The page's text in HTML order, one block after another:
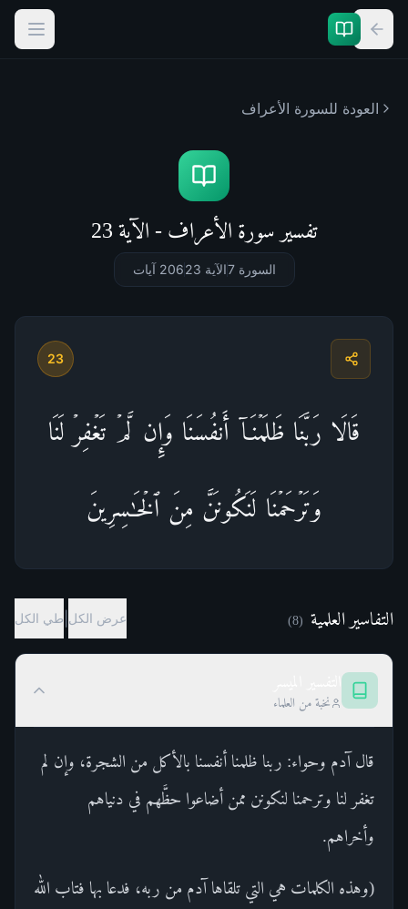
العودة للسورة الأعراف
تفسير سورة الأعراف - الآية 23
السورة 7 الآية 23 206 آيات
23
قَالَا رَبَّنَا ظَلَمۡنَاۤ أَنفُسَنَا وَإِن لَّمۡ تَغۡفِرۡ لَنَا
وَتَرۡحَمۡنَا لَنَكُونَنَّ مِنَ ٱلۡخَـٰسِرِینَ
التفاسير العلمية (
8
) عرض الكل طي الكل
نخبة من العلماء
قال آدم وحواء: ربنا ظلمنا أنفسنا بالأكل من الشجرة، وإن لم
تغفر لنا وترحمنا لنكونن ممن أضاعوا حظَّهم في دنياهم
وأخراهم.
(وهذه الكلمات هي التي تلقاها آدم من ربه، فدعا بها فتاب الله